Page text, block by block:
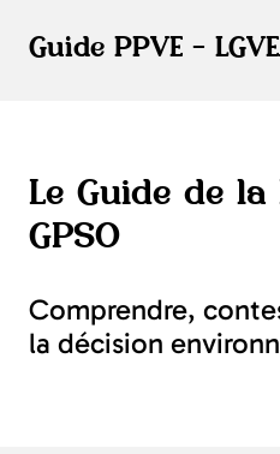
Guide PPVE -
Le Guide de la
GPSO
Comprendre,
la décision